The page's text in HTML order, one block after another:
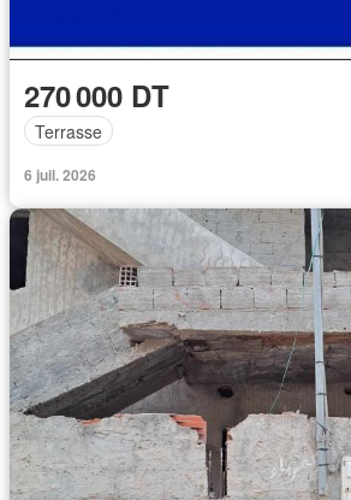
270 000 DT
Terrasse
6 juil. 2026